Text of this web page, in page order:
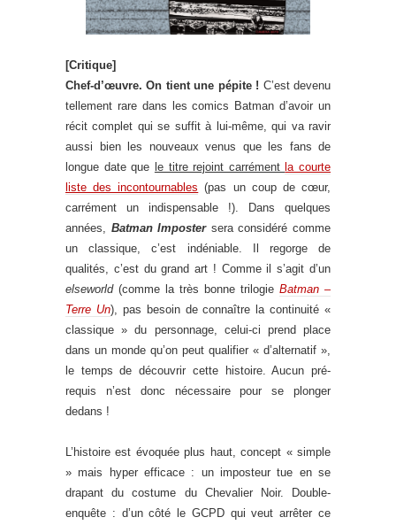
[Critique]
Chef-d’œuvre. On tient une pépite ! C’est devenu
tellement rare dans les comics Batman d’avoir un
récit complet qui se suffit à lui-même, qui va ravir
aussi bien les nouveaux venus que les fans de
longue date que le titre rejoint carrémentla courte
liste des incontournables (pas un coup de cœur,
carrément un indispensable !). Dans quelques
années, Batman Impostersera considéré comme
un classique, c’est indéniable. Il regorge de
qualités, c’est du grand art ! Comme il s’agit d’un
elseworld(comme la très bonne trilogie Batman –
Terre Un), pas besoin de connaître la continuité «
classique » du personnage, celui-ci prend place
dans un monde qu’on peut qualifier « d’alternatif »,
le temps de découvrir cette histoire. Aucun pré-
requis n’est donc nécessaire pour se plonger
dedans !
L’histoire est évoquée plus haut, concept « simple
» mais hyper efficace : un imposteur tue en se
drapant du costume du Chevalier Noir. Double-
enquête : d’un côté le GCPD qui veut arrêter ce